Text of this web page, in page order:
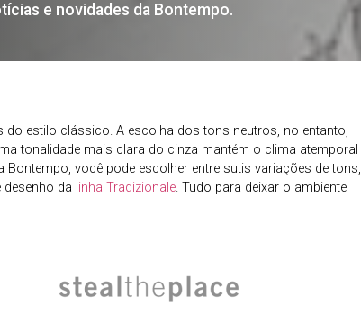
e novidades da Bontempo.
estilo clássico. A escolha dos tons neutros, no entanto,
tonalidade mais clara do cinza mantém o clima atemporal
Bontempo, você pode escolher entre sutis variações de tons,
da linha Tradizionale. Tudo para deixar o ambiente